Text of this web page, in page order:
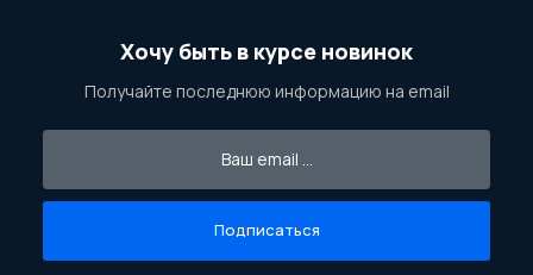
Хочу быть в курсе новинок
Получайте последнюю информацию на email
Подписаться